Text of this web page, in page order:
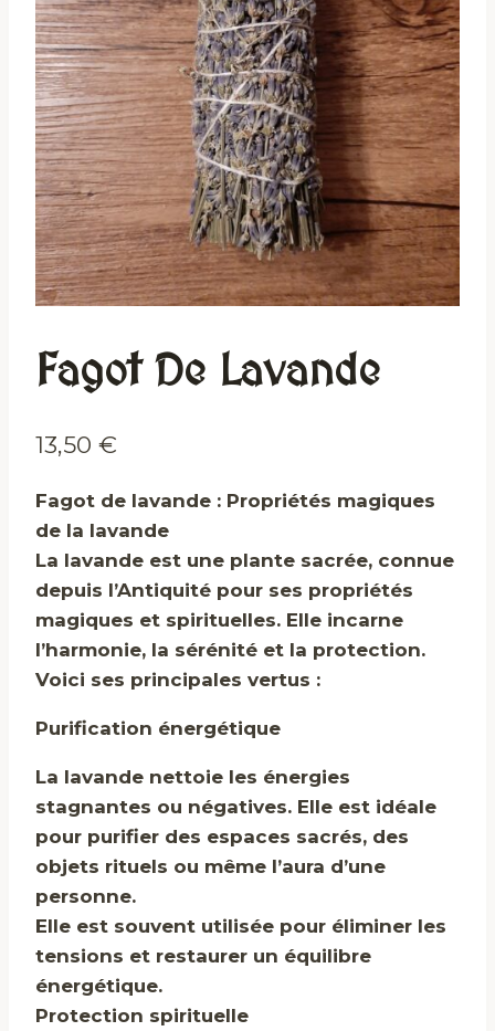
Fagot De Lavande
13,50 €
Fagot de lavande : Propriétés magiques
de la lavande
La lavande est une plante sacrée, connue
depuis l’Antiquité pour ses propriétés
magiques et spirituelles. Elle incarne
l’harmonie, la sérénité et la protection.
Voici ses principales vertus :
Purification énergétique
La lavande nettoie les énergies
stagnantes ou négatives. Elle est idéale
pour purifier des espaces sacrés, des
objets rituels ou même l’aura d’une
personne.
Elle est souvent utilisée pour éliminer les
tensions et restaurer un équilibre
énergétique.
Protection spirituelle